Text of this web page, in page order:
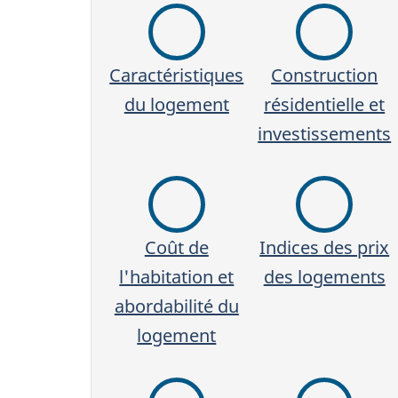
Caractéristiques
du logement
Construction
résidentielle et
investissements
Coût de
l'habitation et
abordabilité du
logement
Indices des prix
des logements